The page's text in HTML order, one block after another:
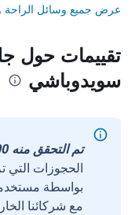
عرض جميع وسائل الراحة
تقييمات حول
سويدوباشي
تم التحقق منه 100%
الحجوزات التي
مع شركائنا